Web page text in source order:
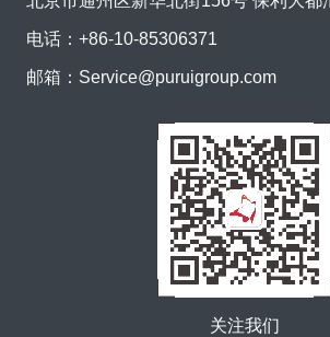
电话： +86-10-85306371
邮箱： Service@puruigroup.com
关注我们